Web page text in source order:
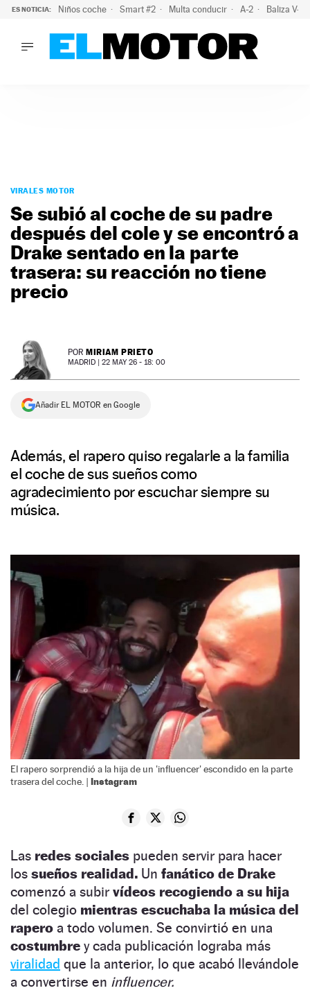
ES NOTICIA: Niños coche Smart #2 Multa conducir A-2 Baliza V-
PODCAST
MOTOS
TECNOLOGÍA
SUPERCOCHES
MOTORTV
SERVICIOS
SÍGUENOS
VIRALES MOTOR
Se subió al coche de su padre
después del cole y se encontró a
Drake sentado en la parte
trasera: su reacción no tiene
precio
POR MIRIAM PRIETO
MADRID | 22 MAY 26 - 18: 00
Añadir EL MOTOR en Google
Además, el rapero quiso regalarle a la familia
el coche de sus sueños como
agradecimiento por escuchar siempre su
música.
El rapero sorprendió a la hija de un 'influencer' escondido en la parte
trasera del coche. | Instagram
Las redes sociales pueden servir para hacer
los sueños realidad. Un fanático de Drake
comenzó a subir vídeos recogiendo a su hija
del colegio mientras escuchaba la música del
rapero a todo volumen. Se convirtió en una
costumbre y cada publicación lograba más
viralidad que la anterior, lo que acabó llevándole
a convertirse en influencer.